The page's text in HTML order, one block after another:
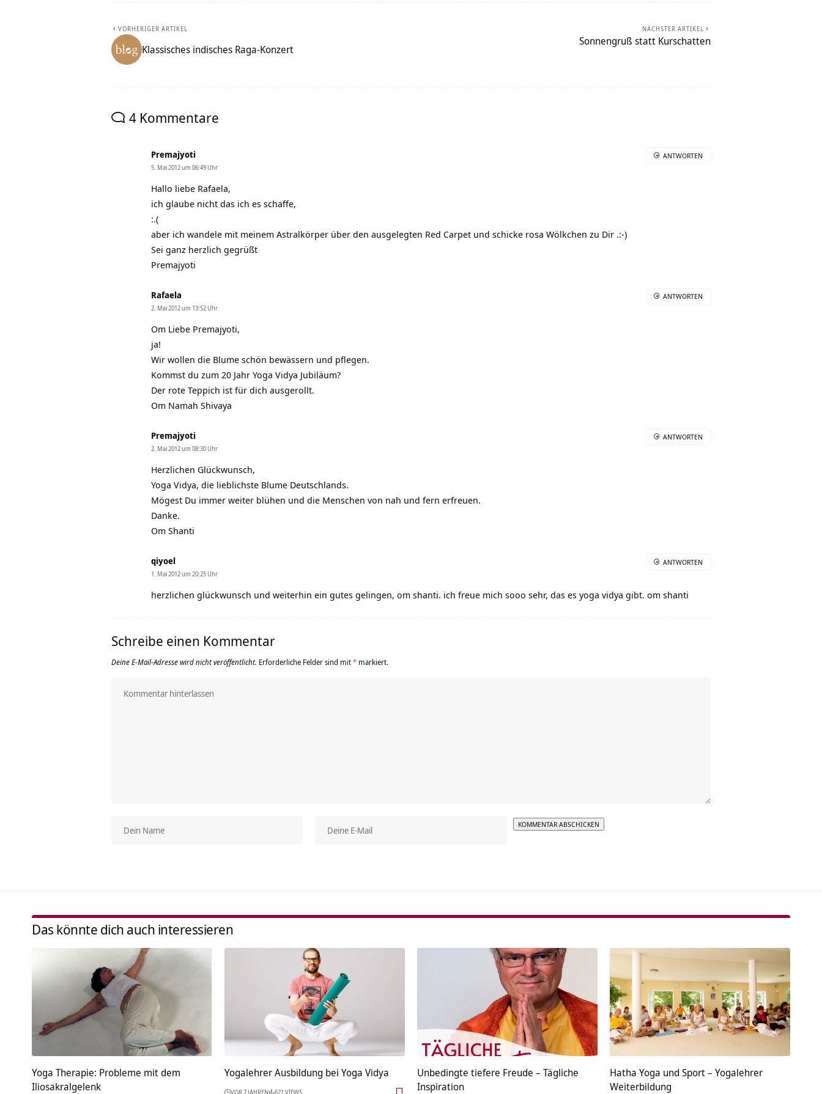
VORHERIGER ARTIKEL
Klassisches indisches Raga-Konzert
NÄCHSTER ARTIKEL
Sonnengruß statt Kurschatten
4 Kommentare
Premajyoti
5. Mai 2012 um 06:49 Uhr
Hallo liebe Rafaela,
ich glaube nicht das ich es schaffe,
:.(
aber ich wandele mit meinem Astralkörper über den ausgelegten Red Carpet und schicke rosa Wölkchen zu Dir .:-)
Sei ganz herzlich gegrüßt
Premajyoti
ANTWORTEN
Rafaela
2. Mai 2012 um 13:52 Uhr
Om Liebe Premajyoti,
ja!
Wir wollen die Blume schön bewässern und pflegen.
Kommst du zum 20 Jahr Yoga Vidya Jubiläum?
Der rote Teppich ist für dich ausgerollt.
Om Namah Shivaya
ANTWORTEN
Premajyoti
2. Mai 2012 um 08:30 Uhr
Herzlichen Glückwunsch,
Yoga Vidya, die lieblichste Blume Deutschlands.
Mögest Du immer weiter blühen und die Menschen von nah und fern erfreuen.
Danke.
Om Shanti
ANTWORTEN
qiyoel
1. Mai 2012 um 20:25 Uhr
herzlichen glückwunsch und weiterhin ein gutes gelingen, om shanti. ich freue mich sooo sehr, das es yoga vidya gibt. om shanti
ANTWORTEN
Schreibe einen Kommentar
Deine E-Mail-Adresse wird nicht veröffentlicht. Erforderliche Felder sind mit* markiert.
Das könnte dich auch interessieren
Yoga Therapie: Probleme mit dem
Iliosakralgelenk
Yogalehrer Ausbildung bei Yoga Vidya
VOR 7 JAHREN 621 VIEWS
Unbedingte tiefere Freude – Tägliche
Inspiration
Hatha Yoga und Sport – Yogalehrer
Weiterbildung